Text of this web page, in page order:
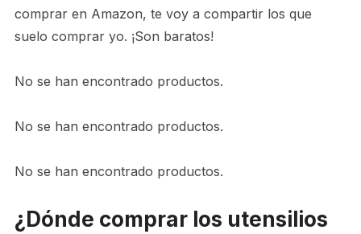
comprar en Amazon, te voy a compartir los que
suelo comprar yo. ¡Son baratos!
No se han encontrado productos.
No se han encontrado productos.
No se han encontrado productos.
¿Dónde comprar los utensilios